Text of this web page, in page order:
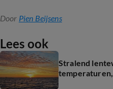
Door Pien Beijsens
Lees ook
Stralend